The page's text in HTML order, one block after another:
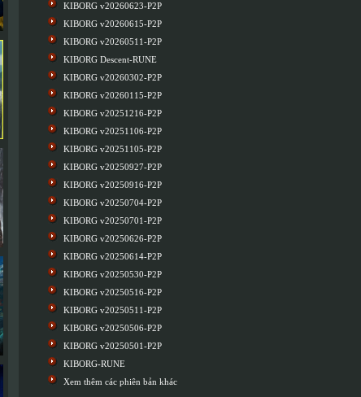
KIBORG v20260623-P2P
KIBORG v20260615-P2P
KIBORG v20260511-P2P
KIBORG Descent-RUNE
KIBORG v20260302-P2P
KIBORG v20260115-P2P
KIBORG v20251216-P2P
KIBORG v20251106-P2P
KIBORG v20251105-P2P
KIBORG v20250927-P2P
KIBORG v20250916-P2P
KIBORG v20250704-P2P
KIBORG v20250701-P2P
KIBORG v20250626-P2P
KIBORG v20250614-P2P
KIBORG v20250530-P2P
KIBORG v20250516-P2P
KIBORG v20250511-P2P
KIBORG v20250506-P2P
KIBORG v20250501-P2P
KIBORG-RUNE
Xem thêm các phiên bản khác